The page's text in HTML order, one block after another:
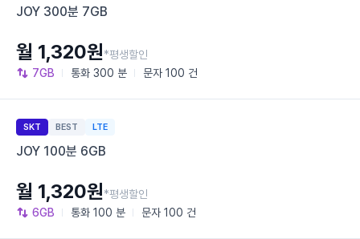
JOY 300분 7GB
7GB 통화 300 분 문자 100 건
월 1,320원*평생할인
SKT BEST LTE
JOY 100분 6GB
6GB 통화 100 분 문자 100 건
월 1,320원*평생할인